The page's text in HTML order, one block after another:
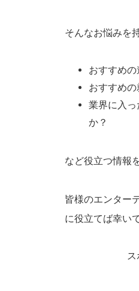
そんなお悩みを
おすすめ
おすすめ
業界に入
か？
など役立つ情報
皆様のエンター
に役立てば幸い